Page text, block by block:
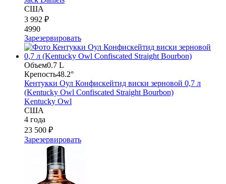
США
3 992 ₽
4990
Зарезервировать
Объем0.7 L
Крепость48.2°
Кентукки Оул Конфискейтид виски зерновой 0,7 л
(Kentucky Owl Confiscated Straight Bourbon)
Kentucky Owl
США
4 года
23 500 ₽
Зарезервировать